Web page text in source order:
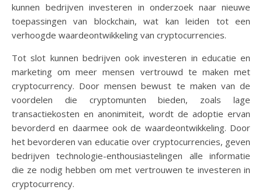
kunnen bedrijven investeren in onderzoek naar nieuwe
toepassingen van blockchain, wat kan leiden tot een
verhoogde waardeontwikkeling van cryptocurrencies.
Tot slot kunnen bedrijven ook investeren in educatie en
marketing om meer mensen vertrouwd te maken met
cryptocurrency. Door mensen bewust te maken van de
voordelen die cryptomunten bieden, zoals lage
transactiekosten en anonimiteit, wordt de adoptie ervan
bevorderd en daarmee ook de waardeontwikkeling. Door
het bevorderen van educatie over cryptocurrencies, geven
bedrijven technologie-enthousiastelingen alle informatie
die ze nodig hebben om met vertrouwen te investeren in
cryptocurrency.